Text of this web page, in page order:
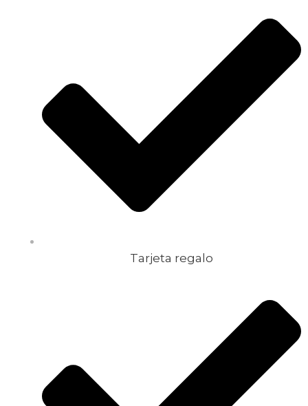
Tarjeta regalo